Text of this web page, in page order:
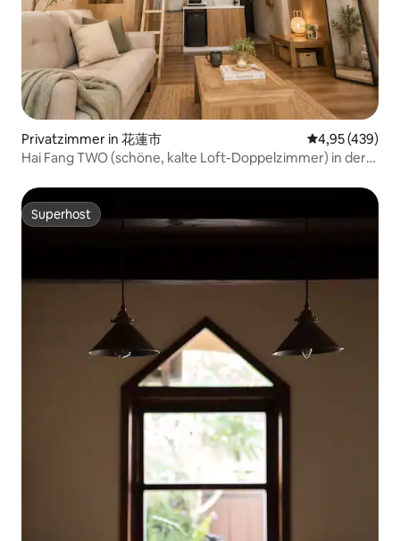
Privatzimmer in 花蓮市
4,95 (439)
Hai Fang TWO (schöne, kalte Loft-Doppelzimmer) in der
Superhost
Superhost